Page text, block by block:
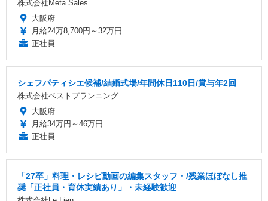
株式会社Meta Sales
大阪府
月給24万8,700円～32万円
正社員
シェフパティシエ候補/結婚式場/年間休日110日/賞与年2回
株式会社ベストプランニング
大阪府
月給34万円～46万円
正社員
「27卒」料理・レシピ動画の編集スタッフ・/残業ほぼなし推
奨「正社員・育休実績あり」・未経験歓迎